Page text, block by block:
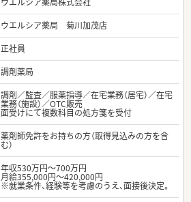
ウエルシア薬局 菊川加茂店
正社員
調剤薬局
調剤／監査／服薬指導／在宅業務（居宅）／在宅
業務（施設）／OTC販売
面受けにて複数科目の処方箋を受付
薬剤師免許をお持ちの方（取得見込みの方を含
む）
年収530万円～700万円
月給355,000円～420,000円
※就業条件、経験等を考慮のうえ、面接後決定。